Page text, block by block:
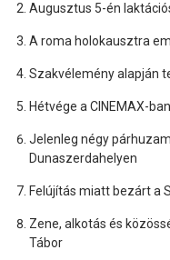
Augusztus 5-én
A roma holokausztra
Szakvélemény alapján
Hétvége a CINEMAX-
Jelenleg négy
Dunaszerdahelyen
Felújítás miatt bezárt a
Zene, alkotás és
Tábor